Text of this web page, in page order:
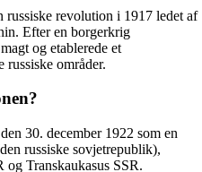
russiske revolution i 1917 ledet af
Efter en borgerkrig
og etablerede et
områder.
30. december 1922 som en
russiske sovjetrepublik),
Transkaukasus SSR.